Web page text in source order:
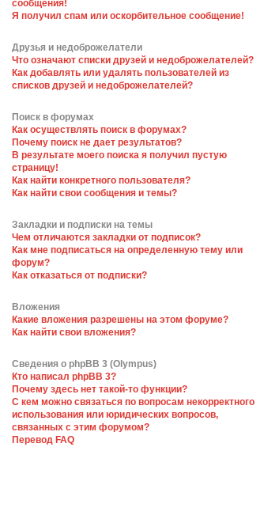
сообщения!
Я получил спам или оскорбительное сообщение!
Друзья и недоброжелатели
Что означают списки друзей и недоброжелателей?
Как добавлять или удалять пользователей из
списков друзей и недоброжелателей?
Поиск в форумах
Как осуществлять поиск в форумах?
Почему поиск не дает результатов?
В результате моего поиска я получил пустую
страницу!
Как найти конкретного пользователя?
Как найти свои сообщения и темы?
Закладки и подписки на темы
Чем отличаются закладки от подписок?
Как мне подписаться на определенную тему или
форум?
Как отказаться от подписки?
Вложения
Какие вложения разрешены на этом форуме?
Как найти свои вложения?
Сведения о phpBB 3 (Olympus)
Кто написал phpBB 3?
Почему здесь нет такой-то функции?
С кем можно связаться по вопросам некорректного
использования или юридических вопросов,
связанных с этим форумом?
Перевод FAQ